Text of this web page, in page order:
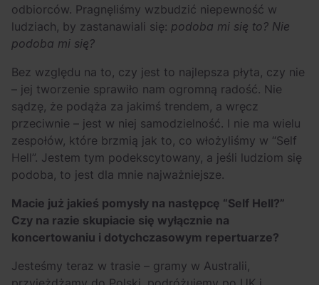
odbiorców. Pragnęliśmy wzbudzić niepewność w
ludziach, by zastanawiali się: podoba mi się to? Nie
podoba mi się?
Bez względu na to, czy jest to najlepsza płyta, czy nie
– jej tworzenie sprawiło nam ogromną radość. Nie
sądzę, że podąża za jakimś trendem, a wręcz
przeciwnie – jest w niej samodzielność. I nie ma wielu
zespołów, które brzmią jak to, co włożyliśmy w “Self
Hell”. Jestem tym podekscytowany, a jeśli ludziom się
podoba, to jest dla mnie najważniejsze.
Macie już jakieś pomysły na następcę “Self Hell?”
Czy na razie skupiacie się wyłącznie na
koncertowaniu i dotychczasowym repertuarze?
Jesteśmy teraz w trasie – gramy w Australii,